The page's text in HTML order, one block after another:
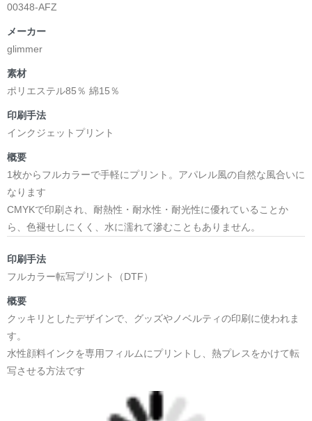
00348-AFZ
メーカー
glimmer
素材
ポリエステル85％ 綿15％
印刷手法
インクジェットプリント
概要
1枚からフルカラーで手軽にプリント。アパレル風の自然な風合いに
なります
CMYKで印刷され、耐熱性・耐水性・耐光性に優れていることか
ら、色褪せしにくく、水に濡れて滲むこともありません。
印刷手法
フルカラー転写プリント（DTF）
概要
クッキリとしたデザインで、グッズやノベルティの印刷に使われま
す。
水性顔料インクを専用フィルムにプリントし、熱プレスをかけて転
写させる方法です